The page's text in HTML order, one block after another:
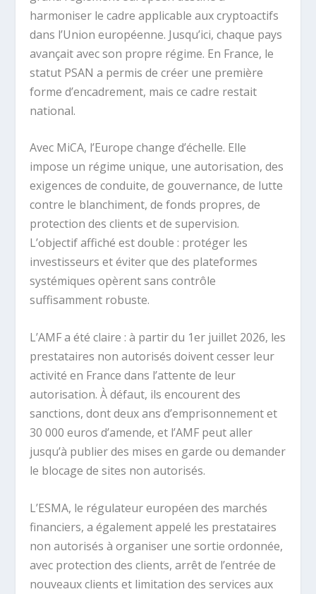
harmoniser le cadre applicable aux cryptoactifs
dans l’Union européenne. Jusqu’ici, chaque pays
avançait avec son propre régime. En France, le
statut PSAN a permis de créer une première
forme d’encadrement, mais ce cadre restait
national.
Avec MiCA, l’Europe change d’échelle. Elle
impose un régime unique, une autorisation, des
exigences de conduite, de gouvernance, de lutte
contre le blanchiment, de fonds propres, de
protection des clients et de supervision.
L’objectif affiché est double : protéger les
investisseurs et éviter que des plateformes
systémiques opèrent sans contrôle
suffisamment robuste.
L’AMF a été claire : à partir du 1er juillet 2026, les
prestataires non autorisés doivent cesser leur
activité en France dans l’attente de leur
autorisation. À défaut, ils encourent des
sanctions, dont deux ans d’emprisonnement et
30 000 euros d’amende, et l’AMF peut aller
jusqu’à publier des mises en garde ou demander
le blocage de sites non autorisés.
L’ESMA, le régulateur européen des marchés
financiers, a également appelé les prestataires
non autorisés à organiser une sortie ordonnée,
avec protection des clients, arrêt de l’entrée de
nouveaux clients et limitation des services aux